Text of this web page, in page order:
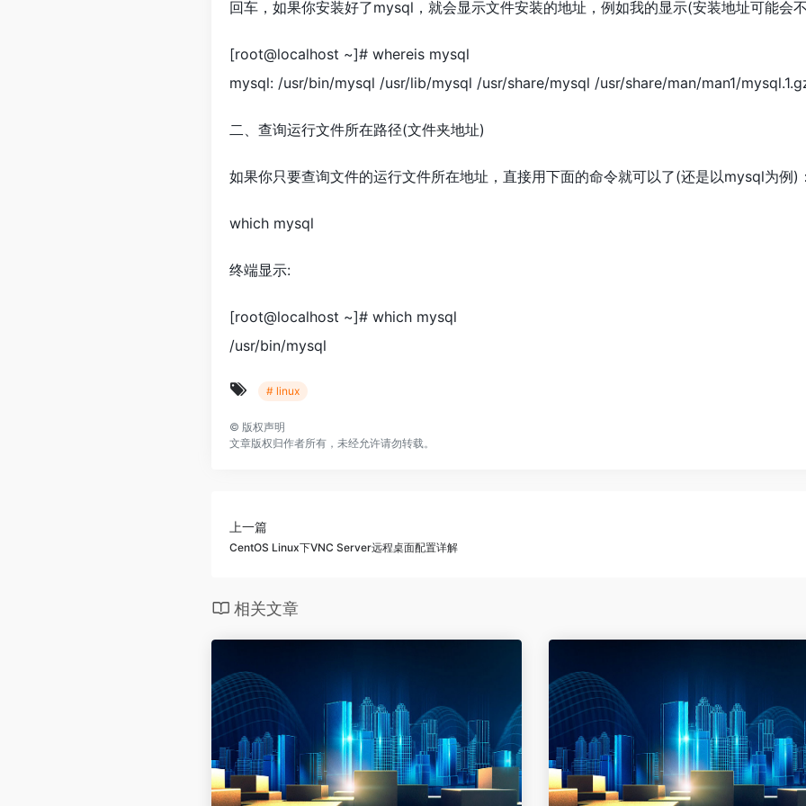
回车，如果你安装好了mysql，就会显示文件安装的地址，例如我的显示(安装地址可能会
[root@localhost ~]# whereis mysql
mysql: /usr/bin/mysql /usr/lib/mysql /usr/share/mysql /usr/share/man/man1/
二、查询运行文件所在路径(文件夹地址)
如果你只要查询文件的运行文件所在地址，直接用下面的命令就可以了(还是以mysql为例)：
which mysql
终端显示:
[root@localhost ~]# which mysql
/usr/bin/mysql
# linux
© 版权声明
文章版权归作者所有，未经允许请勿转载。
上一篇
CentOS Linux下VNC Server远程桌面配置详解
相关文章